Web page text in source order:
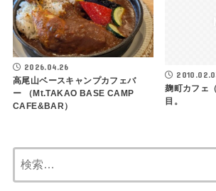
2026.04.26
高尾山ベースキャンプカフェバ
ー （Mt.TAKAO BASE CAMP
CAFE&BAR）
麹町カフェ
目。
索: